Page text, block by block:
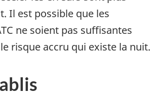
Il est possible que les
ne soient pas suffisantes
risque accru qui existe la nuit.